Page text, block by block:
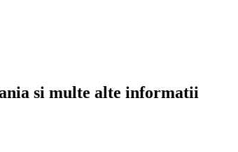
si multe alte informatii